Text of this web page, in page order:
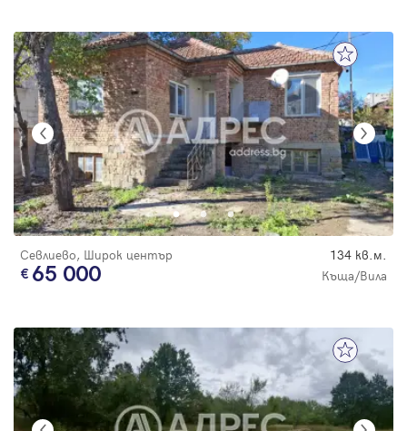
Севлиево, Широк център 134 кв.м.
65 000 Къща/Вила